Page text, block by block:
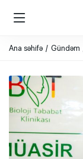
Ana səhifə Gündəm